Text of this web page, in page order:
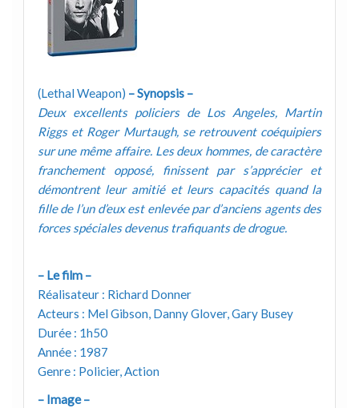
(Lethal Weapon) – Synopsis –
Deux excellents policiers de Los Angeles, Martin
Riggs et Roger Murtaugh, se retrouvent coéquipiers
sur une même affaire. Les deux hommes, de caractère
franchement opposé, finissent par s’apprécier et
démontrent leur amitié et leurs capacités quand la
fille de l’un d’eux est enlevée par d’anciens agents des
forces spéciales devenus trafiquants de drogue.
– Le film –
Réalisateur : Richard Donner
Acteurs : Mel Gibson, Danny Glover, Gary Busey
Durée : 1h50
Année : 1987
Genre : Policier, Action
– Image –